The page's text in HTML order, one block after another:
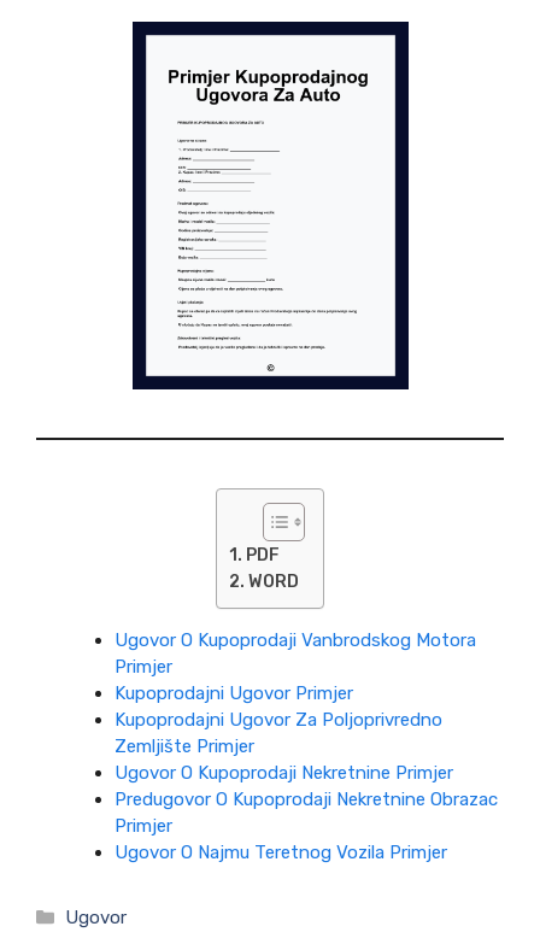
PDF
WORD
Ugovor O Kupoprodaji Vanbrodskog Motora
Primjer
Kupoprodajni Ugovor Primjer
Kupoprodajni Ugovor Za Poljoprivredno
Zemljište Primjer
Ugovor O Kupoprodaji Nekretnine Primjer
Predugovor O Kupoprodaji Nekretnine Obrazac
Primjer
Ugovor O Najmu Teretnog Vozila Primjer
Kategorije
Ugovor